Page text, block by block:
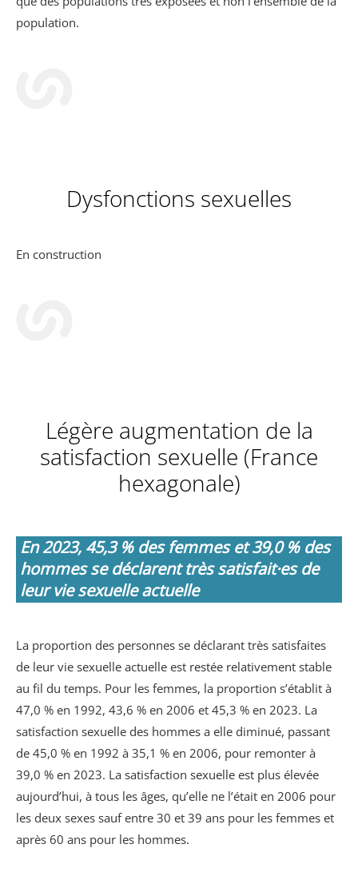
population.
Dysfonctions sexuelles
En construction
Légère augmentation de la
satisfaction sexuelle (France
hexagonale)
En 2023, 45,3 % des femmes et 39,0 % des
hommes se déclarent très satisfait·es de
leur vie sexuelle actuelle
La proportion des personnes se déclarant très satisfaites
de leur vie sexuelle actuelle est restée relativement stable
au fil du temps. Pour les femmes, la proportion s’établit à
47,0 % en 1992, 43,6 % en 2006 et 45,3 % en 2023. La
satisfaction sexuelle des hommes a elle diminué, passant
de 45,0 % en 1992 à 35,1 % en 2006, pour remonter à
39,0 % en 2023. La satisfaction sexuelle est plus élevée
aujourd’hui, à tous les âges, qu’elle ne l’était en 2006 pour
les deux sexes sauf entre 30 et 39 ans pour les femmes et
après 60 ans pour les hommes.